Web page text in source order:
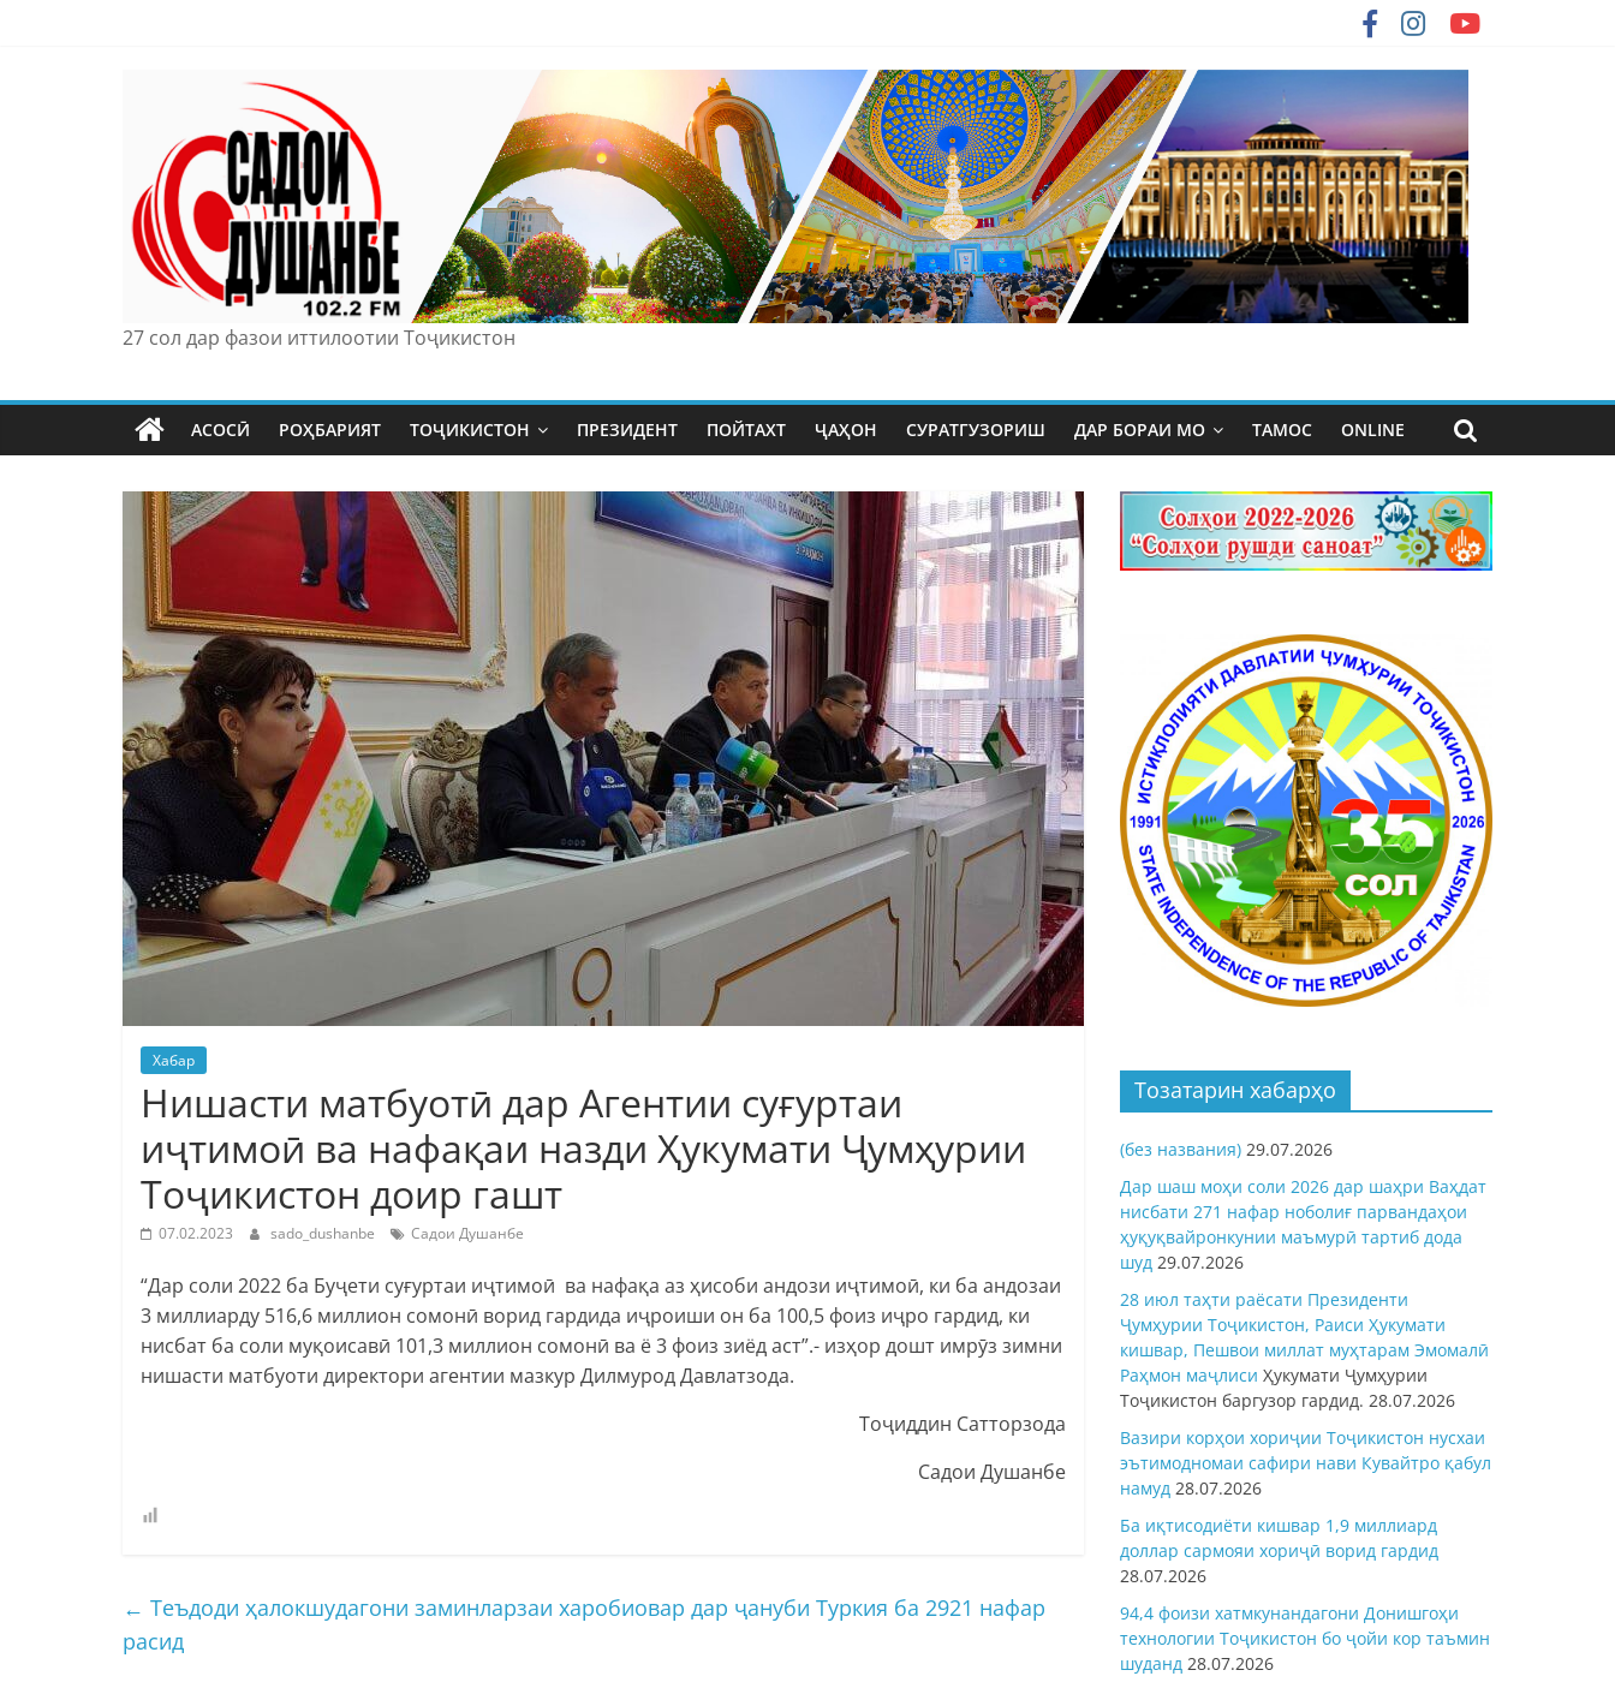
27 сол дар фазои иттилоотии Тоҷикистон
АСОСӢ РОҲБАРИЯТ ТОҶИКИСТОН ПРЕЗИДЕНТ ПОЙТАХТ ҶАҲОН СУРАТГУЗОРИШ ДАР БОРАИ МО ТАМОС ONLINE
Хабар
Нишасти матбуотӣ дар Агентии суғуртаи
иҷтимоӣ ва нафақаи назди Ҳукумати Ҷумҳурии
Тоҷикистон доир гашт
07.02.2023 sado_dushanbe Садои Душанбе
“Дар соли 2022 ба Буҷети суғуртаи иҷтимоӣ ва нафақа аз ҳисоби андози иҷтимоӣ, ки ба андозаи
3 миллиарду 516,6 миллион сомонӣ ворид гардида иҷроиши он ба 100,5 фоиз иҷро гардид, ки
нисбат ба соли муқоисавӣ 101,3 миллион сомонӣ ва ë 3 фоиз зиëд аст”.- изҳор дошт имрӯз зимни
нишасти матбуоти директори агентии мазкур Дилмурод Давлатзода.
Тоҷиддин Сатторзода
Садои Душанбе
← Теъдоди ҳалокшудагони заминларзаи харобиовар дар ҷануби Туркия ба 2921 нафар
расид
Тозатарин хабарҳо
(без названия) 29.07.2026
Дар шаш моҳи соли 2026 дар шаҳри Ваҳдат
нисбати 271 нафар ноболиғ парвандаҳои
ҳуқуқвайронкунии маъмурӣ тартиб дода
шуд 29.07.2026
28 июл таҳти раёсати Президенти
Ҷумҳурии Тоҷикистон, Раиси Ҳукумати
кишвар, Пешвои миллат муҳтарам Эмомалӣ
Раҳмон маҷлиси Ҳукумати Ҷумҳурии
Тоҷикистон баргузор гардид. 28.07.2026
Вазири корҳои хориҷии Тоҷикистон нусхаи
эътимодномаи сафири нави Кувайтро қабул
намуд 28.07.2026
Ба иқтисодиёти кишвар 1,9 миллиард
доллар сармояи хориҷӣ ворид гардид
28.07.2026
94,4 фоизи хатмкунандагони Донишгоҳи
технологии Тоҷикистон бо ҷойи кор таъмин
шуданд 28.07.2026